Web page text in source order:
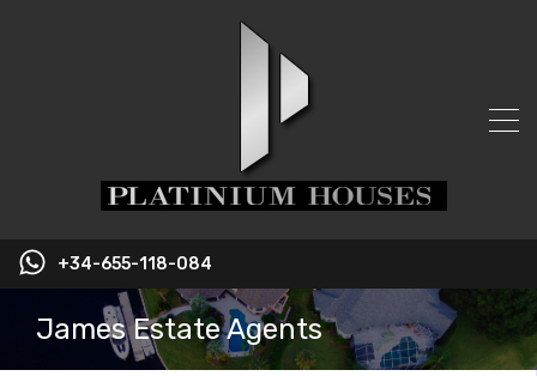
+34-655-118-084
James Estate Agents